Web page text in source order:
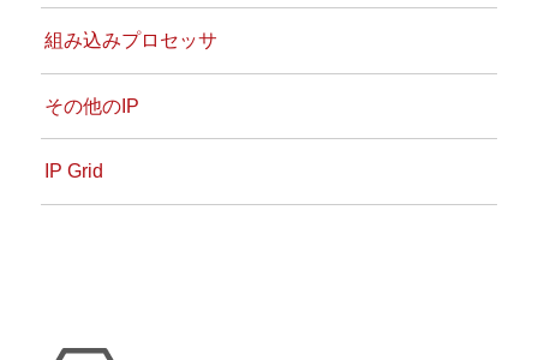
組み込みプロセッサ
その他のIP
IP Grid